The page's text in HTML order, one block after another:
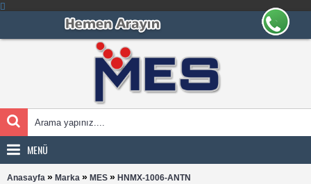
MENÜ
Anasayfa » Marka » MES » HNMX-1006-ANTN